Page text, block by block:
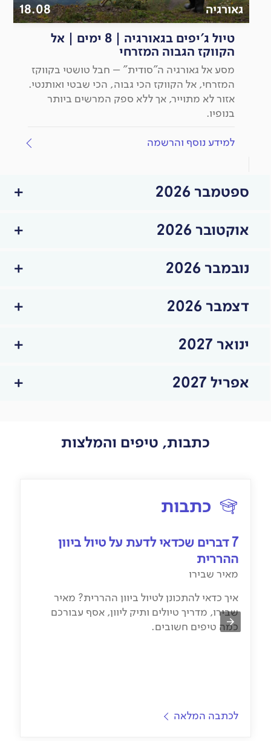
גאורגיה 18.08
טיול ג'יפים בגאורגיה | 8 ימים | אל
הקווקז הגבוה המזרחי
מסע אל גאורגיה ה"סודית" – חבל טושטי בקווקז
המזרחי, אל הקווקז הכי גבוה, הכי שבטי ואותנטי.
אזור לא מתוייר, אך ללא ספק המרשים ביותר
בנופיו.
למידע נוסף והרשמה
ספטמבר 2026
אוקטובר 2026
נובמבר 2026
דצמבר 2026
ינואר 2027
אפריל 2027
כתבות, טיפים והמלצות
כתבות
7 דברים שכדאי לדעת על טיול ביוון
ההררית
מאיר שבירו
איך כדאי להתכונן לטיול ביוון ההררית? מאיר
שבירו, מדריך טיולים ותיק ליוון, אסף עבורכם
כמה טיפים חשובים.
לכתבה המלאה